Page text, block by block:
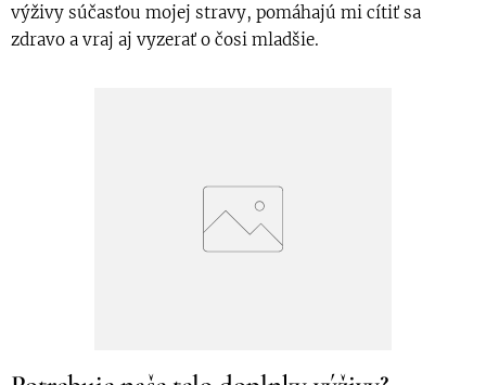
výživy súčasťou mojej stravy, pomáhajú mi cítiť sa
zdravo a vraj aj vyzerať o čosi mladšie.